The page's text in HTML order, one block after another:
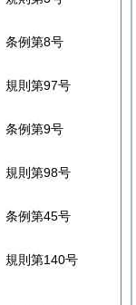
条例第8号
規則第97号
条例第9号
規則第98号
条例第45号
規則第140号